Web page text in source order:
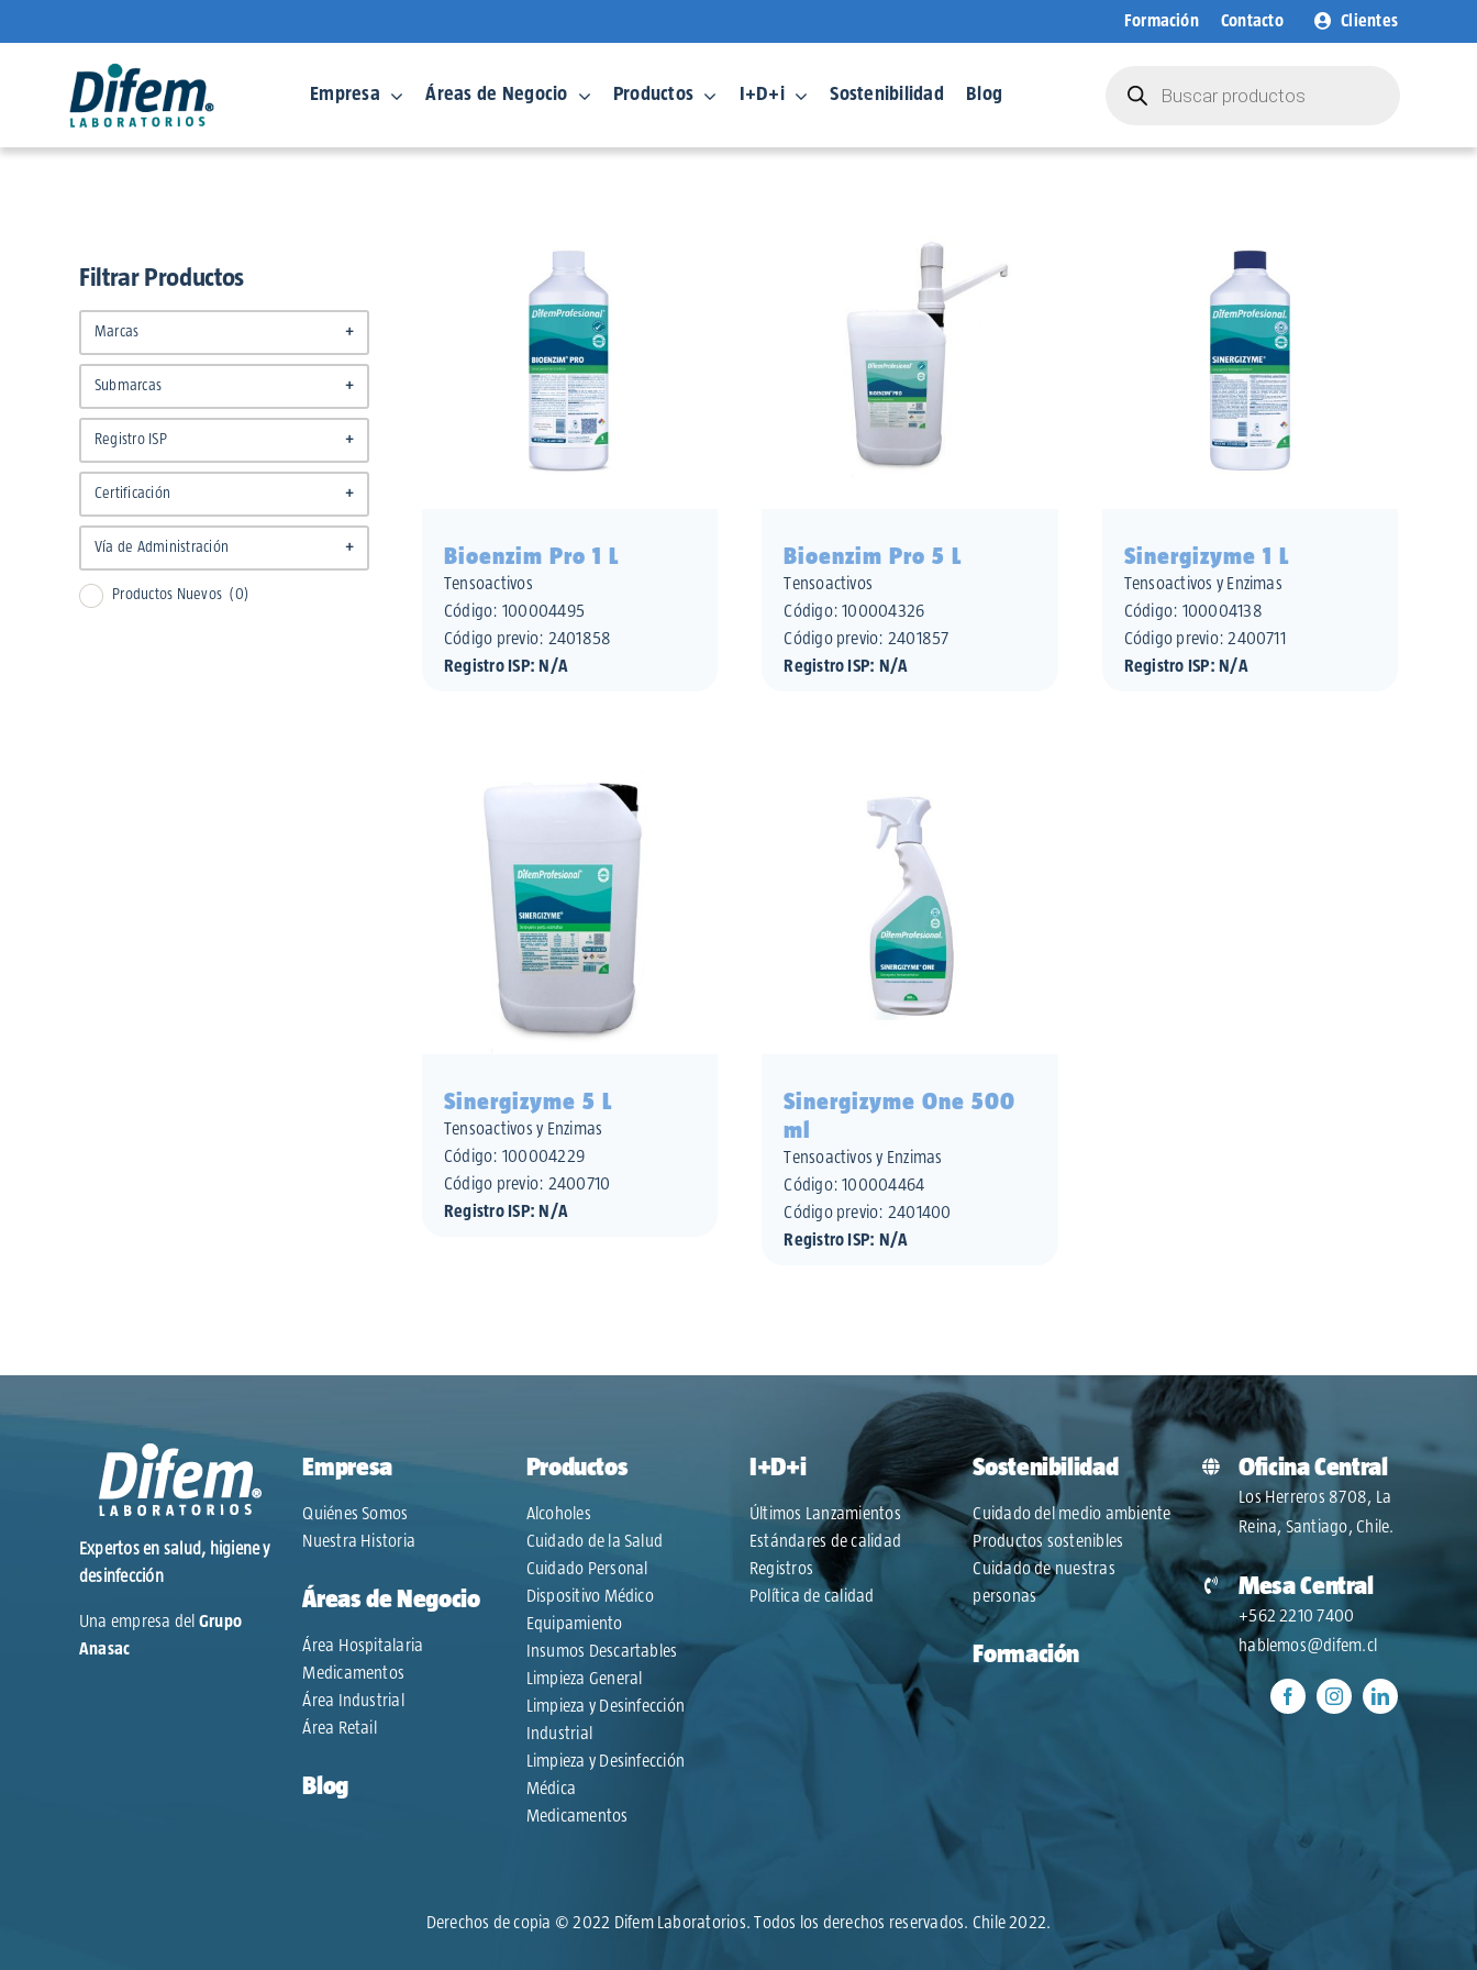
al
Formación Contacto Clientes
Empresa Áreas de Negocio Productos I+D+i Sostenibilidad Blog
productos
Filtrar Productos
Marcas +
Submarcas +
Registro ISP +
Certificación +
No aplica
Vía de Administración +
No aplica
Productos Nuevos (0)
Bioenzim Pro 1 L
Tensoactivos
Código: 100004495
Código previo: 2401858
Registro ISP: N/A
Bioenzim Pro 5 L
Tensoactivos
Código:100004326
Código previo: 2401857
Registro ISP: N/A
Sinergizyme 1 L
Tensoactivos y Enzimas
Código: 100004138
Código previo: 2400711
Registro ISP: N/A
Sinergizyme 5 L
Tensoactivos y Enzimas
Código: 100004229
Código previo: 2400710
Registro ISP: N/A
Sinergizyme One 500
ml
Tensoactivos y Enzimas
Código:100004464
Código previo: 2401400
Registro ISP: N/A
Expertos en salud, higiene y
desinfección
Una empresa del Grupo
Anasac
Empresa
Quiénes Somos
Nuestra Historia
Áreas de Negocio
Área Hospitalaria
Medicamentos
Área Industrial
Área Retail
Blog
Productos
Alcoholes
Cuidado de la Salud
Cuidado Personal
Dispositivo Médico
Equipamiento
Insumos Descartables
Limpieza General
Limpieza y Desinfección
Industrial
Limpieza y Desinfección
Médica
Medicamentos
I+D+i
Últimos Lanzamientos
Estándares de calidad
Registros
Política de calidad
Sostenibilidad
Cuidado del medio ambiente
Productos sostenibles
Cuidado de nuestras
personas
Formación
Oficina Central
Los Herreros 8708, La
Reina, Santiago, Chile.
Mesa Central
+562 2210 7400
hablemos@difem.cl
Derechos de copia © 2022 Difem Laboratorios. Todos los derechos reservados. Chile 2022.